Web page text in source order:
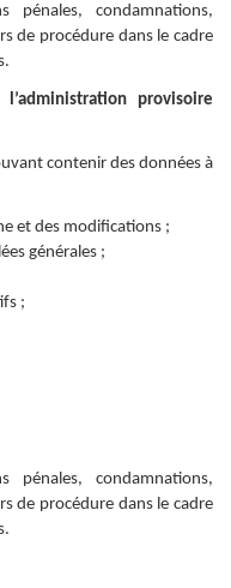
pénales, condamnations,
de procédure dans le cadre
provisoire
contenir des données à
et des modifications ;
générales ;
;
pénales, condamnations,
de procédure dans le cadre